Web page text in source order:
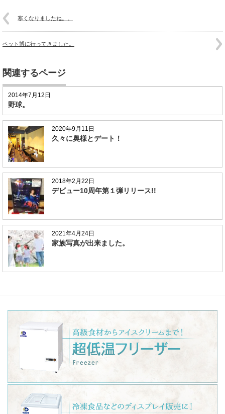
寒くなりましたね。。
ペット博に行ってきました。
関連するページ
2014年7月12日
野球。
2020年9月11日
久々に奥様とデート！
2018年2月22日
デビュー10周年第１弾リリース!!
2021年4月24日
家族写真が出来ました。